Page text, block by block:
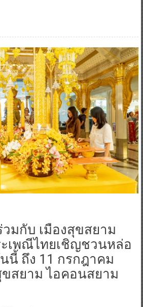
มกับ เมืองสุขสยาม
เพณีไทยเชิญชวนหล่อ
นี้ ถึง 11 กรกฎาคม
สยาม ไอคอนสยาม